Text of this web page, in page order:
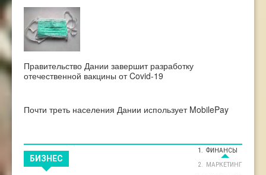
Правительство Дании завершит разработку
отечественной вакцины от Covid-19
Почти треть населения Дании использует MobilePay
БИЗНЕС
ФИНАНСЫ
МАРКЕТИНГ